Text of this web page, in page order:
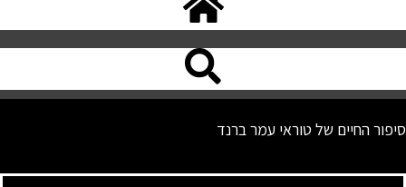
סיפור החיים של טוראי עמר ברנד